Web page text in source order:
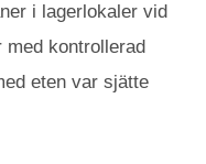
i lagerlokaler vid
med kontrollerad
eten var sjätte